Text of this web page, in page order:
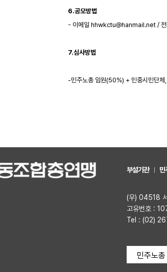
6.공모방법
- 이메일 hhwkctu@hanmail.net /
7.심사방법
-민주노총 임원(50%) + 민중시민단체
부설기관 민
(우) 04518
고유번호 :
Tel : (02)
민주노